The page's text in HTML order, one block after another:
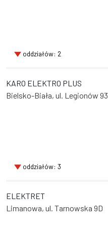
oddziałów: 2
KARO ELEKTRO PLUS
Bielsko-Biała, ul. Legionów 93
oddziałów: 3
ELEKTRET
Limanowa, ul. Tarnowska 9D